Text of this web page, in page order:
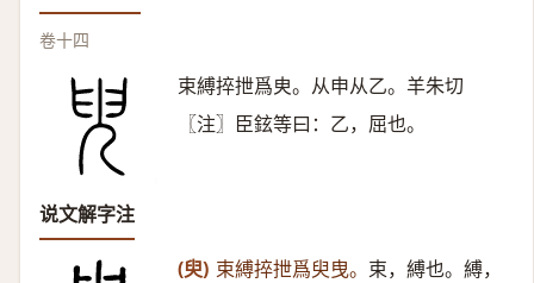
卷十四
束縛捽抴爲㬰。从申从乙。羊朱切
〖注〗臣鉉等曰：乙，屈也。
说文解字注
(臾) 束縛捽抴爲臾曳。 束，縛也。縛，